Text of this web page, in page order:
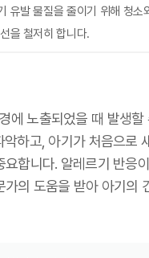
유발 물질을 줄이기 위해 청소
을 철저히 합니다.
에 노출되었을 때 발생할
하고, 아기가 처음으로
합니다. 알레르기 반응
의 도움을 받아 아기의